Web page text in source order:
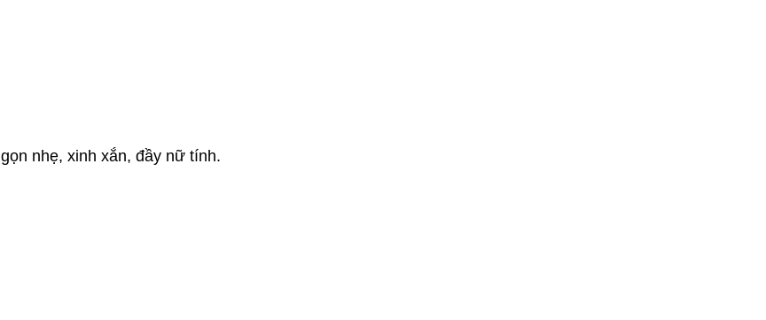
nhẹ, xinh xắn, đầy nữ tính.